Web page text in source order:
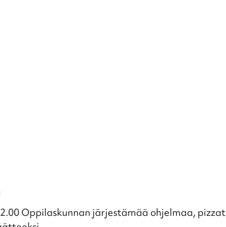
Oppilaskunnan järjestämää ohjelmaa, pizzat